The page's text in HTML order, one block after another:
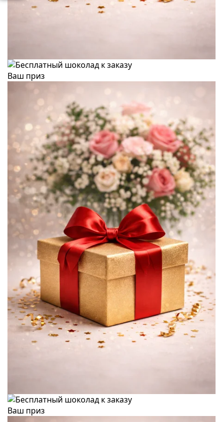
Ваш приз
Ваш приз